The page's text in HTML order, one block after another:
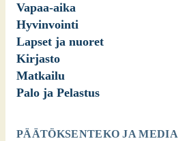
Vapaa-aika
Hyvinvointi
Lapset ja nuoret
Kirjasto
Matkailu
Palo ja Pelastus
PÄÄTÖKSENTEKO JA MEDIA